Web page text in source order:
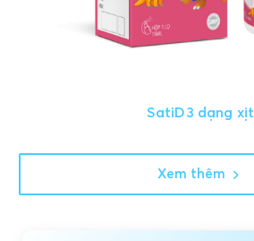
SatiD3 dạng xịt
Xem thêm